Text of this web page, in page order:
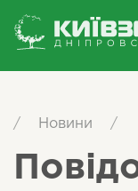
/ Новини /